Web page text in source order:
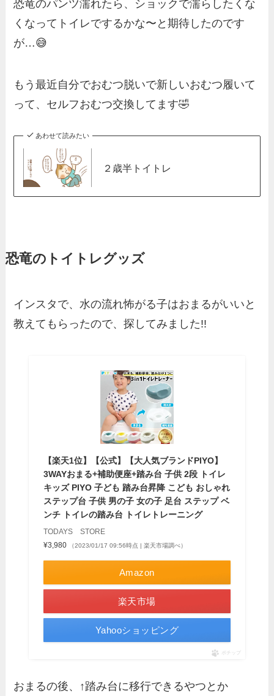
恐竜のパンツ濡れたら、ショックで濡らしたくな
くなってトイレでするかな〜と期待したのです
が…😅
もう最近自分でおむつ脱いで新しいおむつ履いて
って、セルフおむつ交換してます🤣
あわせて読みたい
２歳半トイトレ
恐竜のトイトレグッズ
インスタで、水の流れ怖がる子はおまるがいいと
教えてもらったので、探してみました!!
【楽天1位】【公式】【大人気ブランドPIYO】
3WAYおまる+補助便座+踏み台 子供 2段 トイレ
キッズ PIYO 子ども 踏み台昇降 こども おしゃれ
ステップ台 子供 男の子 女の子 足台 ステップ ベ
ンチ トイレの踏み台 トイレトレーニング
TODAYS STORE
¥3,980
（2023/01/17 09:56時点 | 楽天市場調べ）
Amazon
楽天市場
Yahooショッピング
ポチップ
おまるの後、↑踏み台に移行できるやつとか